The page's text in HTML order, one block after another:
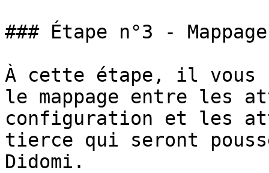
### Étape n°3 - Mappage
À cette étape, il vous
le mappage entre les
configuration et les
tierce qui seront
Didomi.